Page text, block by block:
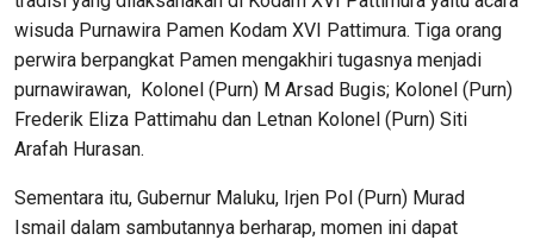
wisuda Purnawira Pamen Kodam XVI Pattimura. Tiga orang
perwira berpangkat Pamen mengakhiri tugasnya menjadi
purnawirawan, Kolonel (Purn) M Arsad Bugis; Kolonel (Purn)
Frederik Eliza Pattimahu dan Letnan Kolonel (Purn) Siti
Arafah Hurasan.
Sementara itu, Gubernur Maluku, Irjen Pol (Purn) Murad
Ismail dalam sambutannya berharap, momen ini dapat